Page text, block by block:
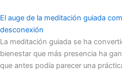
El auge de la meditación guiada
desconexión
La meditación guiada se ha
bienestar que más presencia ha
que antes podía parecer una